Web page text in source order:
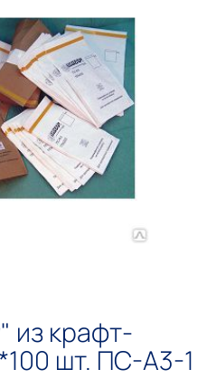
из крафт-
шт. ПС-А3-1